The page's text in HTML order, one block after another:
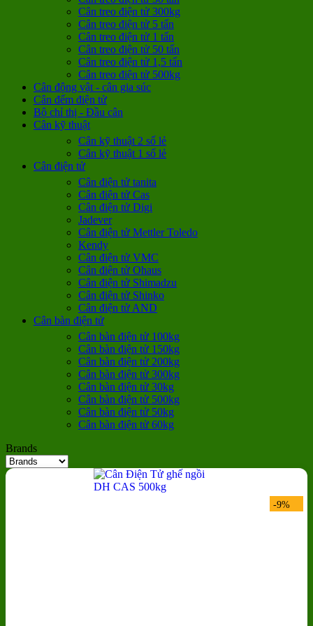
Cân treo điện tử 300kg
Cân treo điện tử 5 tấn
Cân treo điện tử 1 tấn
Cân treo điện tử 50 tấn
Cân treo điện tử 1,5 tấn
Cân treo điện tử 500kg
Cân động vật - cân gia súc
Cân đếm điện tử
Bộ chỉ thị - Đầu cân
Cân kỹ thuật
Cân kỹ thuật 2 số lẻ
Cân kỹ thuật 1 số lẻ
Cân điện tử
Cân điện tử tanita
Cân điện tử Cas
Cân điện tử Digi
Jadever
Cân điện tử Mettler Toledo
Kendy
Cân điện tử VMC
Cân điện tử Ohaus
Cân điện tử Shimadzu
Cân điện tử Shinko
Cân điện tử AND
Cân bàn điện tử
Cân bàn điện tử 100kg
Cân bàn điện tử 150kg
Cân bàn điện tử 200kg
Cân bàn điện tử 300kg
Cân bàn điện tử 30kg
Cân bàn điện tử 500kg
Cân bàn điện tử 50kg
Cân bàn điện tử 60kg
Brands
-9%